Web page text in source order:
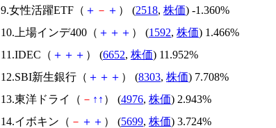
9.女性活躍ETF（ ＋ － ＋ ） (2518, 株価) -1.360%
10.上場インデ400（ ＋ ＋ ＋ ） (1592, 株価) 1.466%
11.IDEC（ ＋ ＋ ＋ ） (6652, 株価) 11.952%
12.SBI新生銀行（ ＋ ＋ ＋ ） (8303, 株価) 7.708%
13.東洋ドライ（ － ↑ ↑ ） (4976, 株価) 2.943%
14.イボキン（ － ＋ ＋ ） (5699, 株価) 3.724%